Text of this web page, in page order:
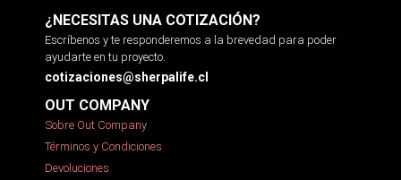
¿NECESITAS UNA COTIZACIÓN?
Escríbenos y te responderemos a la brevedad para poder
ayudarte en tu proyecto.
cotizaciones@sherpalife.cl
OUT COMPANY
Sobre Out Company
Términos y Condiciones
Devoluciones